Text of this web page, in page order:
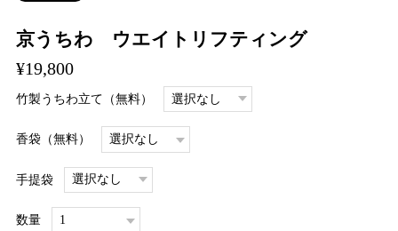
京うちわ ウエイトリフティング
¥19,800
竹製うちわ立て（無料）
香袋（無料）
手提袋
数量